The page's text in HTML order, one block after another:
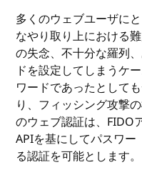
多くのウェブユーザに
なやり取り上における
の失念、不十分な羅列
ドを設定してしまうケ
ワードであったとして
り、フィッシング攻撃
のウェブ認証は、FIDO
APIを基にしてパスワー
る認証を可能とします。